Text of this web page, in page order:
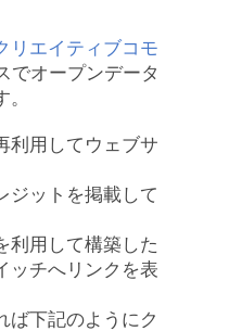
リエイティブコモ
でオープンデータ
利用してウェブサ
ジットを掲載して
利用して構築した
ッチへリンクを表
ば下記のようにク